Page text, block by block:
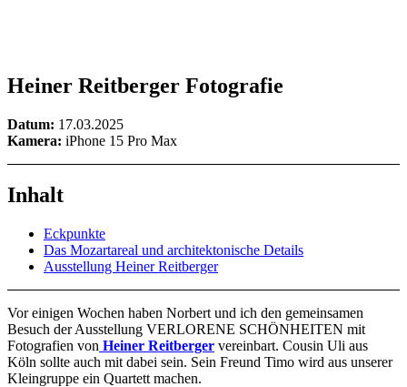
Heiner Reitberger Fotografie
Datum: 17.03.2025
Kamera: iPhone 15 Pro Max
Inhalt
Eckpunkte
Das Mozartareal und architektonische Details
Ausstellung Heiner Reitberger
Vor einigen Wochen haben Norbert und ich den gemeinsamen
Besuch der Ausstellung VERLORENE SCHÖNHEITEN mit
Fotografien von Heiner Reitberger vereinbart. Cousin Uli aus
Köln sollte auch mit dabei sein. Sein Freund Timo wird aus unserer
Kleingruppe ein Quartett machen.